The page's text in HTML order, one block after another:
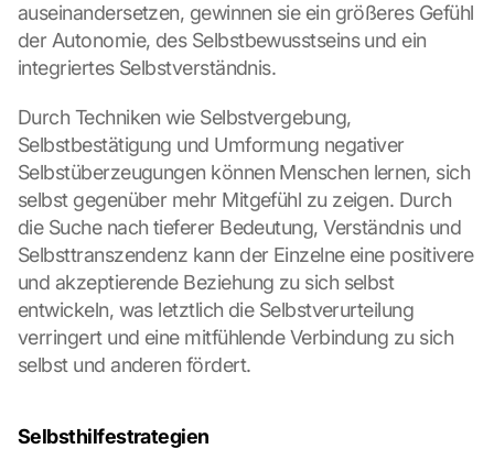
auseinandersetzen, gewinnen sie ein größeres Gefühl
der Autonomie, des Selbstbewusstseins und ein
integriertes Selbstverständnis.
Durch Techniken wie Selbstvergebung,
Selbstbestätigung und Umformung negativer
Selbstüberzeugungen können Menschen lernen, sich
selbst gegenüber mehr Mitgefühl zu zeigen. Durch
die Suche nach tieferer Bedeutung, Verständnis und
Selbsttranszendenz kann der Einzelne eine positivere
und akzeptierende Beziehung zu sich selbst
entwickeln, was letztlich die Selbstverurteilung
verringert und eine mitfühlende Verbindung zu sich
selbst und anderen fördert.
Selbsthilfestrategien